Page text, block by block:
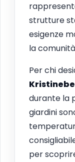
strutture
esigenze
la
Per chi
durante la
giardini
per